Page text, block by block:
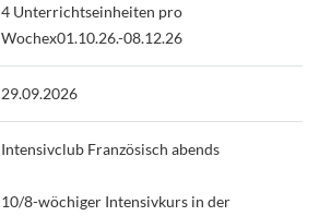
4 Unterrichtseinheiten pro
Wochex01.10.26.-08.12.26
29.09.2026
Intensivclub Französisch abends
10/8-wöchiger Intensivkurs in der